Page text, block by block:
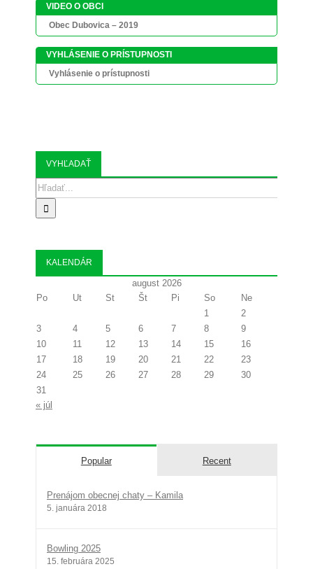
VIDEO O OBCI
Obec Dubovica – 2019
VYHLÁSENIE O PRÍSTUPNOSTI
Vyhlásenie o prístupnosti
VYHĽADAŤ
Search
for:
KALENDÁR
august 2026
Po
Ut St Št Pi So
Ne
1
2
3
4 5 6 7 8
9
10
11 12 13 14 15
16
17
18 19 20 21 22
23
24
25 26 27 28 29
30
31
« júl
Popular Recent
Prenájom obecnej chaty – Kamila
5. januára 2018
Bowling 2025
15. februára 2025